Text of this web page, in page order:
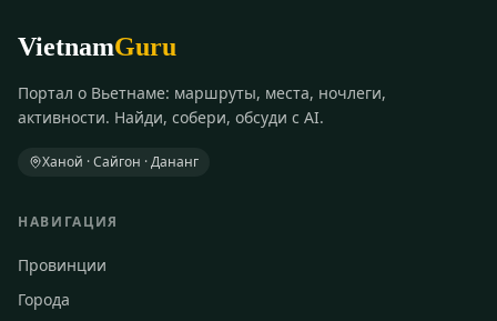
VietnamGuru
Портал о Вьетнаме: маршруты, места, ночлеги,
активности. Найди, собери, обсуди с AI.
Ханой · Сайгон · Дананг
НАВИГАЦИЯ
Провинции
Города